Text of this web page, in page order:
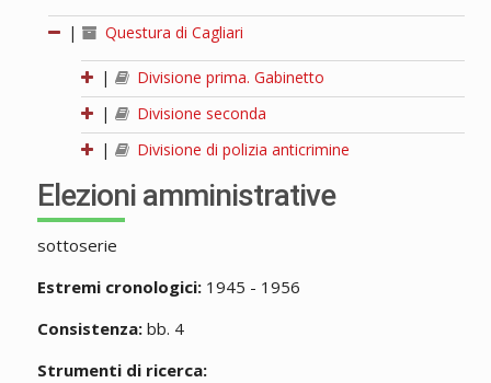
| Questura di Cagliari
|
Divisione prima. Gabinetto
|
Divisione seconda
|
Divisione di polizia anticrimine
Elezioni amministrative
sottoserie
Estremi cronologici:1945 - 1956
Consistenza:bb. 4
Strumenti di ricerca: